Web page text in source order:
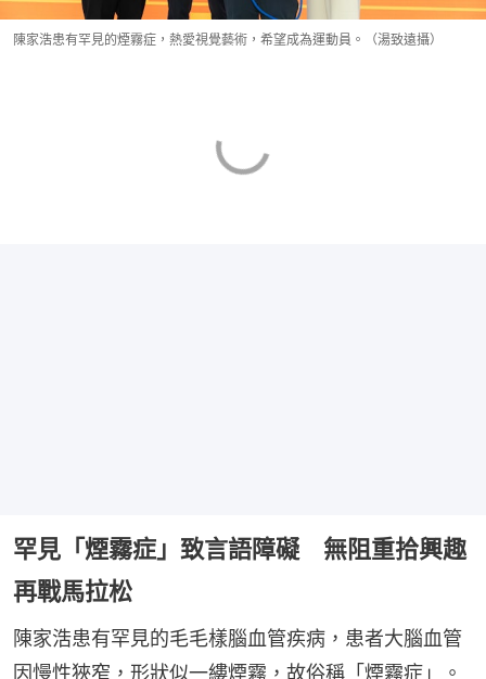
陳家浩患有罕見的煙霧症，熱愛視覺藝術，希望成為運動員。（湯致遠攝）
罕見「煙霧症」致言語障礙 無阻重拾興趣
再戰馬拉松
陳家浩患有罕見的毛毛樣腦血管疾病，患者大腦血管
因慢性狹窄，形狀似一縷煙霧，故俗稱「煙霧症」。